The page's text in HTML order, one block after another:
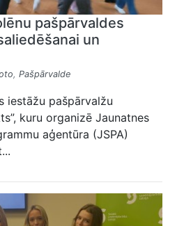
pašpārvaldes
un
, Pašpārvalde
iestāžu pašpārvalžu
kuru organizē Jaunatnes
aģentūra (JSPA)